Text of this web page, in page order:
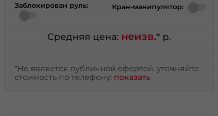
Заблокирован руль: Кран-манипулятор:
Средняя цена: неизв.* р.
*Не является публичной офертой, уточняйте
стоимость по телефону: показать